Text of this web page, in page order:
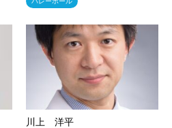
川上 洋平